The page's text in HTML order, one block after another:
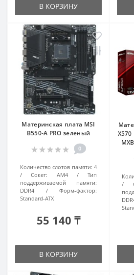
В КОРЗИНУ
Материнская плата MSI
B550-A PRO зеленый
0
Количество слотов памяти: 4
Сокет:
AM4
Тип
поддерживаемой памяти:
DDR4
Форм-фактор:
Standard-ATX
55 140 ₸
В КОРЗИНУ